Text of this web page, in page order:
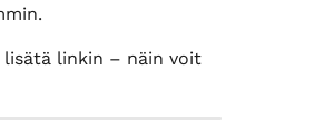
linkin – näin voit